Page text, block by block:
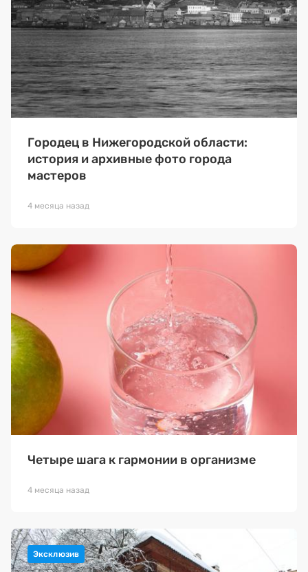
Городец в Нижегородской области:
история и архивные фото города
мастеров
4 месяца назад
Четыре шага к гармонии в организме
4 месяца назад